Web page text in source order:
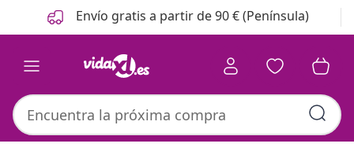
Anterior
Siguiente Envío gratis a partir de 90 € (Península)